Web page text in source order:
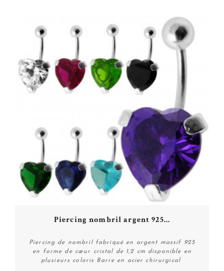
Piercing nombril argent 925...
Piercing de nombril fabriqué en argent massif 925
en forme de cœur cristal de 1,2 cm disponible en
plusieurs coloris Barre en acier chirurgical